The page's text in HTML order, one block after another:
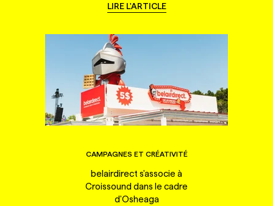
LIRE L'ARTICLE
CAMPAGNES ET CRÉATIVITÉ
belairdirect s'associe à
Croissound dans le cadre
d'Osheaga